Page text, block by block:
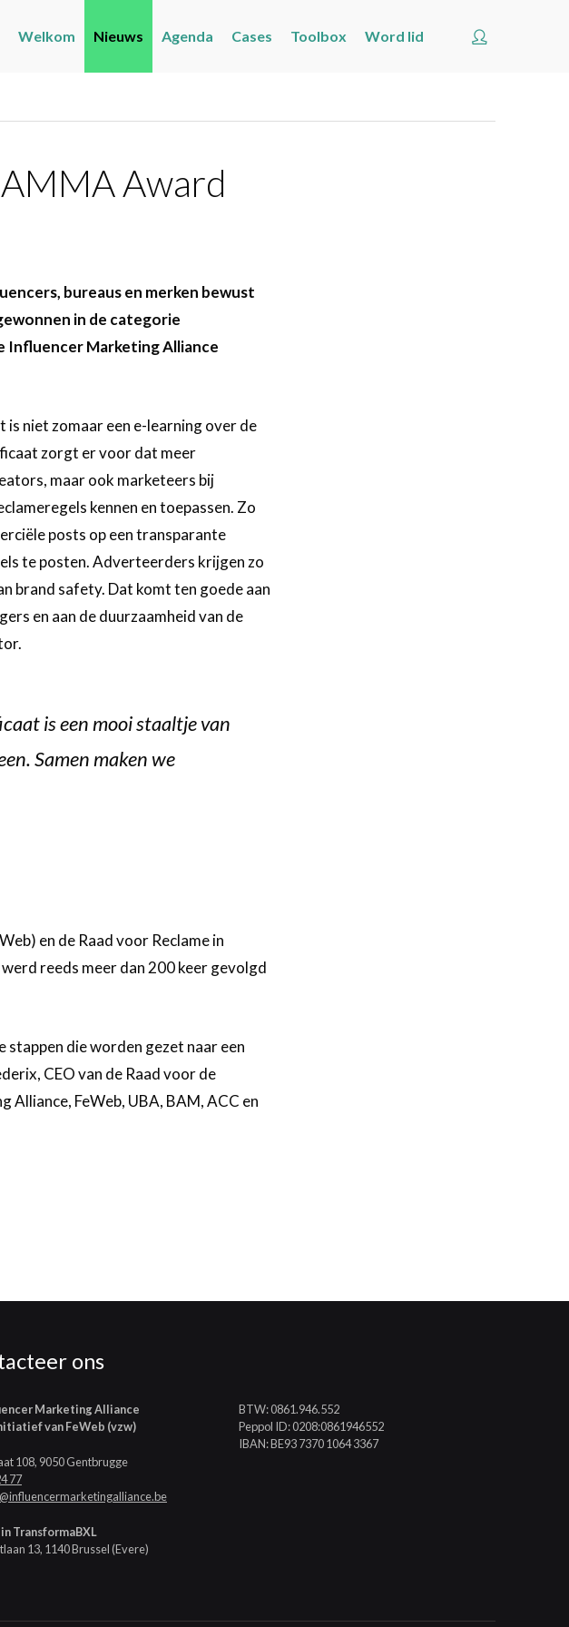
Welkom Nieuws Agenda Cases Toolbox Word lid
Award
bureaus en merken bewust
in de categorie
Influencer Marketing Alliance
niet zomaar een e-learning over de
zorgt er voor dat meer
maar ook marketeers bij
kennen en toepassen. Zo
posts op een transparante
te posten. Adverteerders krijgen zo
brand safety. Dat komt ten goede aan
en aan de duurzaamheid van de
is een mooi staaltje van
Samen maken we
en de Raad voor Reclame in
reeds meer dan 200 keer gevolgd
die worden gezet naar een
CEO van de Raad voor de
Alliance, FeWeb, UBA, BAM, ACC en
ons
Marketing Alliance
van FeWeb (vzw)
108, 9050 Gentbrugge
77
TransformaBXL
13, 1140 Brussel (Evere)
BTW: 0861.946.552
Peppol ID: 0208:0861946552
IBAN: BE93 7370 1064 3367